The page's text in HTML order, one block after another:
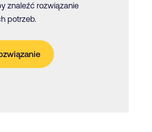
znaleźć rozwiązanie
potrzeb.